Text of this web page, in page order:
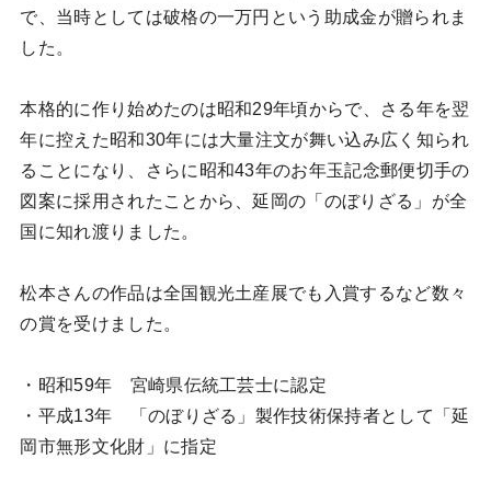
で、当時としては破格の一万円という助成金が贈られま
した。
本格的に作り始めたのは昭和29年頃からで、さる年を翌
年に控えた昭和30年には大量注文が舞い込み広く知られ
ることになり、さらに昭和43年のお年玉記念郵便切手の
図案に採用されたことから、延岡の「のぼりざる」が全
国に知れ渡りました。
松本さんの作品は全国観光土産展でも入賞するなど数々
の賞を受けました。
・昭和59年 宮崎県伝統工芸士に認定
・平成13年 「のぼりざる」製作技術保持者として「延
岡市無形文化財」に指定